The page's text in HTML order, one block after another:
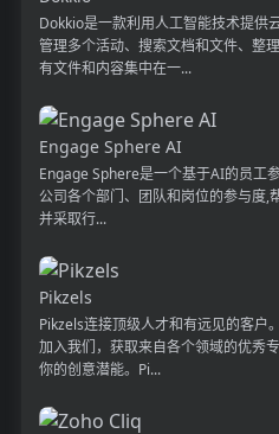
Dokkio是一款利用人工智能技术提供
管理多个活动、搜索文档和文件、整
有文件和内容集中在一...
Engage Sphere AI
Engage Sphere是一个基于AI的员工
公司各个部门、团队和岗位的参与度,
并采取行...
Pikzels
Pikzels连接顶级人才和有远见的客户
加入我们，获取来自各个领域的优秀
你的创意潜能。Pi...